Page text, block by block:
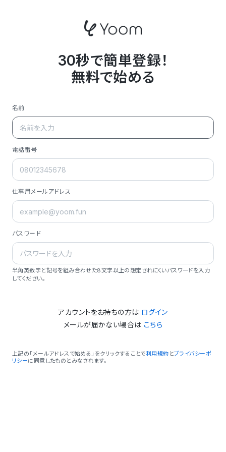
30秒で簡単登録！
無料で始める
名前
電話番号
仕事用メールアドレス
パスワード
半角英数字と記号を組み合わせた8文字以上の想定されにくいパスワードを入力
してください。
アカウントをお持ちの方は ログイン
メールが届かない場合は こちら
上記の「メールアドレスで始める」をクリックすることで利用規約 とプライバシーポ
リシーに同意したものとみなされます。